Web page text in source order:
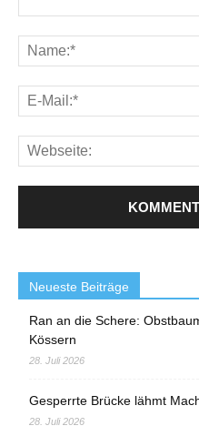
Neueste Beiträge
Ran an die Schere:
Kössern
28. Juli 2026
Gesperrte Brücke lähmt
28. Juli 2026